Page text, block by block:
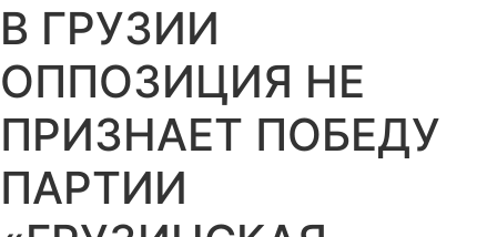
В ГРУЗИИ
ОППОЗИЦИЯ НЕ
ПРИЗНАЕТ ПОБЕДУ
ПАРТИИ